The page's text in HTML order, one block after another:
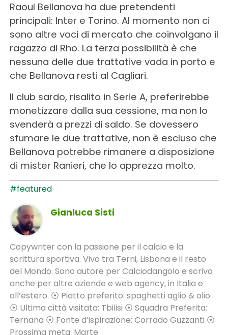
Raoul Bellanova ha due pretendenti
principali: Inter e Torino. Al momento non ci
sono altre voci di mercato che coinvolgano il
ragazzo di Rho. La terza possibilità è che
nessuna delle due trattative vada in porto e
che Bellanova resti al Cagliari.
Il club sardo, risalito in Serie A, preferirebbe
monetizzare dalla sua cessione, ma non lo
svenderà a prezzi di saldo. Se dovessero
sfumare le due trattative, non è escluso che
Bellanova potrebbe rimanere a disposizione
di mister Ranieri, che lo apprezza molto.
#featured
Gianluca Sisti
Copywriter con la passione per il calcio e la
scrittura sportiva. Vivo tra Terni, Lisbona e il resto
del Mondo. Sono autore per Calciodangolo e scrivo
anche per altre aziende e web agency, in Italia e
all’estero. ⦿ Piatto preferito: spaghetti aglio & olio
⦿ Ultima città visitata: Tbilisi ⦿ Squadra Preferita:
Ternana ⦿ Fonte d’ispirazione: Corrado Guzzanti ⦿
Prossima meta: Marte